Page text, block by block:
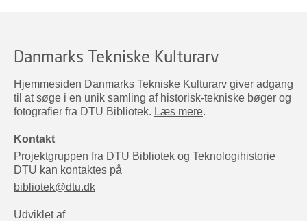
Danmarks Tekniske Kulturarv
Hjemmesiden Danmarks Tekniske Kulturarv giver adgang
til at søge i en unik samling af historisk-tekniske bøger og
fotografier fra DTU Bibliotek. Læs mere.
Kontakt
Projektgruppen fra DTU Bibliotek og Teknologihistorie
DTU kan kontaktes på
bibliotek@dtu.dk
Udviklet af